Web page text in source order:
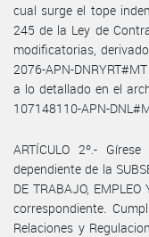
cual surge el tope
245 de la Ley de
modificatorias,
2076-APN-
a lo detallado en el
107148110-APN-
ARTÍCULO 2º.-
dependiente de la
DE TRABAJO,
correspondiente.
Relaciones y